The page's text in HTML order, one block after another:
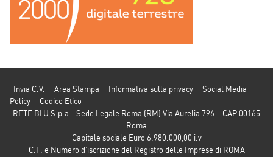
Invia C.V. Area Stampa Informativa sulla privacy
Social Media
Policy
Codice Etico
RETE BLU S.p.a - Sede Legale Roma (RM) Via Aurelia 796 – CAP 00165
Roma
Capitale sociale Euro 6.980.000,00 i.v
C.F. e Numero d’iscrizione del Registro delle Imprese di ROMA